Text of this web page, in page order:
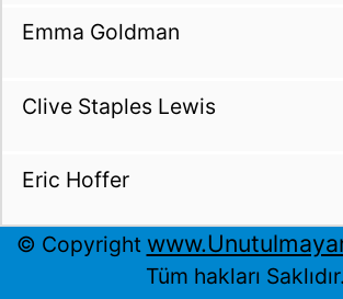
Emma Goldman
Clive Staples Lewis
Eric Hoffer
© Copyright
Tüm hakları Saklıdır.